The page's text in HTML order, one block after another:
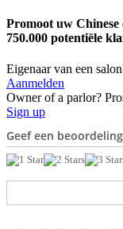
Promoot uw Chinese
750.000 potentiële
Eigenaar van een
Aanmelden
Owner of a parlor?
Sign up
Geef een beoordeling